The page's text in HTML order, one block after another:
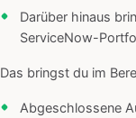
Darüber hinaus
ServiceNow-
Das bringst du im
Abgeschlossene